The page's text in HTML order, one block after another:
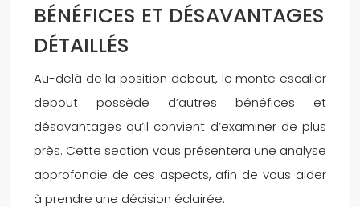
BÉNÉFICES ET DÉSAVANTAGES
DÉTAILLÉS
Au-delà de la position debout, le monte escalier
debout possède d’autres bénéfices et
désavantages qu’il convient d’examiner de plus
près. Cette section vous présentera une analyse
approfondie de ces aspects, afin de vous aider
à prendre une décision éclairée.